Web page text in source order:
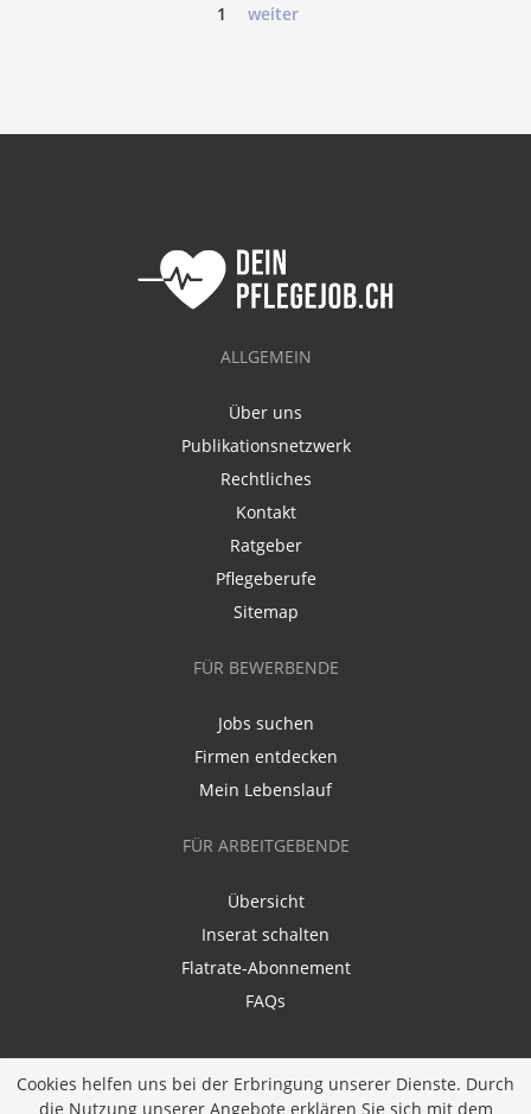
1 weiter
ALLGEMEIN
Über uns
Publikationsnetzwerk
Rechtliches
Kontakt
Ratgeber
Pflegeberufe
Sitemap
FÜR BEWERBENDE
Jobs suchen
Firmen entdecken
Mein Lebenslauf
FÜR ARBEITGEBENDE
Übersicht
Inserat schalten
Flatrate-Abonnement
FAQs
Cookies helfen uns bei der Erbringung unserer Dienste. Durch
die Nutzung unserer Angebote erklären Sie sich mit dem